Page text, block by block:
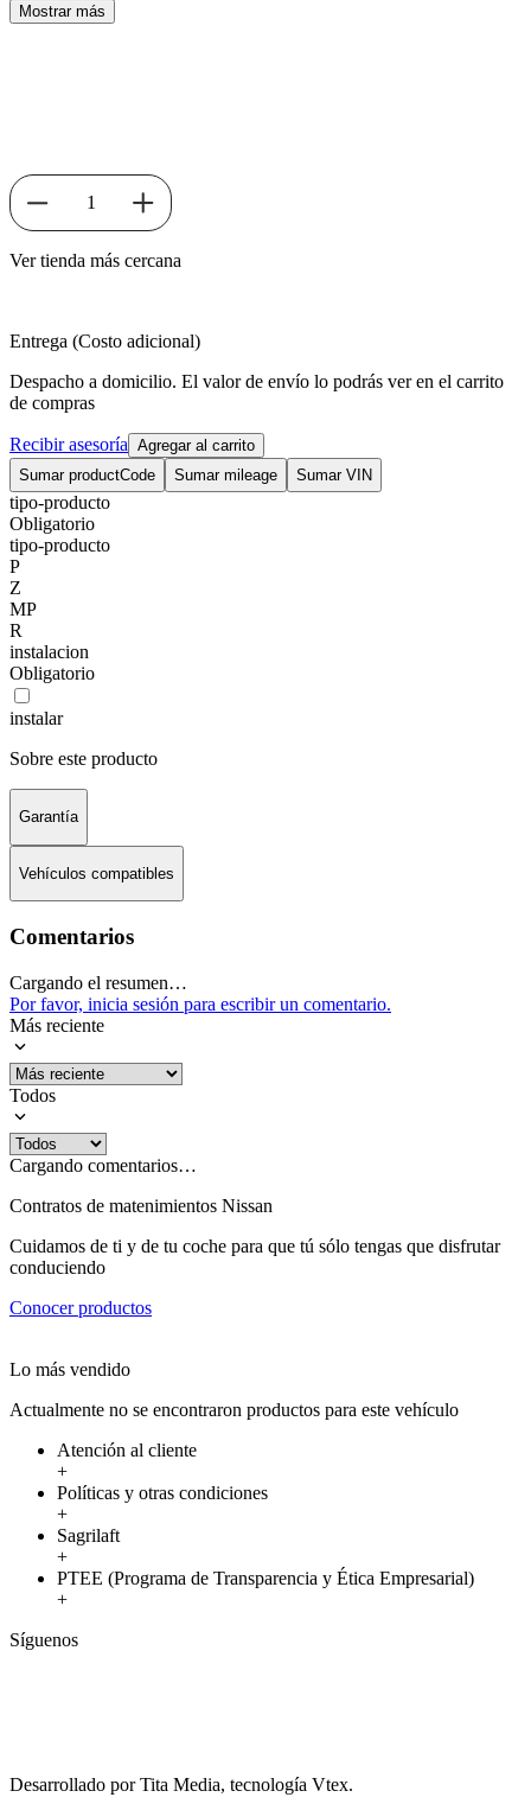
Mostrar más
1
Ver tienda más cercana
Entrega (Costo adicional)
Despacho a domicilio. El valor de envío lo podrás ver en el carrito
de compras
Recibir asesoría Agregar al carrito
Sumar productCode
Sumar mileage Sumar VIN
tipo-producto
Obligatorio
tipo-producto
P
Z
MP
R
instalacion
Obligatorio
instalar
Sobre este producto
Garantía
Vehículos compatibles
Comentarios
Cargando el resumen…
Por favor, inicia sesión para escribir un comentario.
Más reciente
Todos
Cargando comentarios…
Contratos de matenimientos Nissan
Cuidamos de ti y de tu coche para que tú sólo tengas que disfrutar
conduciendo
Conocer productos
Lo más vendido
Actualmente no se encontraron productos para este vehículo
Atención al cliente
+
Políticas y otras condiciones
+
Sagrilaft
+
PTEE (Programa de Transparencia y Ética Empresarial)
+
Síguenos
Desarrollado por Tita Media, tecnología Vtex.